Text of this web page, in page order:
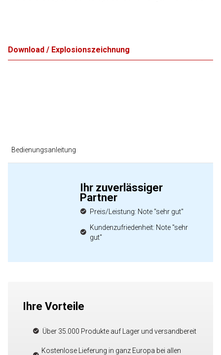
Download / Explosionszeichnung
Bedienungsanleitung
Ihr zuverlässiger
Partner
Preis/Leistung: Note "sehr gut"
Kundenzufriedenheit: Note "sehr
gut"
Ihre Vorteile
Über 35.000 Produkte auf Lager und versandbereit
Kostenlose Lieferung in ganz Europa bei allen